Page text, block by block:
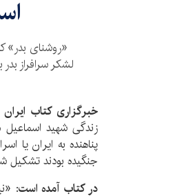
«روشنای بدر»
لشکر سرافراز
خبرگزاری کتاب
زندگی شهید اسماعیل
پناهنده به ایران یا
جنگیده بودند تشکیل
در کتاب آمده است: